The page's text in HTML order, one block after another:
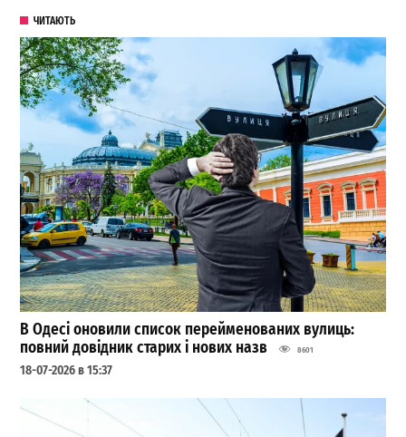
ЧИТАЮТЬ
В Одесі оновили список перейменованих вулиць:
повний довідник старих і нових назв
8601
18-07-2026 в 15:37